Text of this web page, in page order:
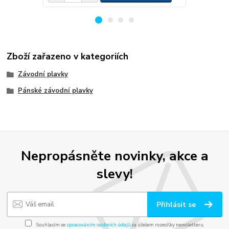
Zboží zařazeno v kategoriích
Závodní plavky
Pánské závodní plavky
Nepropásněte novinky, akce a
slevy!
Přihlásit se
Souhlasím se zpracováním osobních údajůza účelem rozesílky newsletteru.